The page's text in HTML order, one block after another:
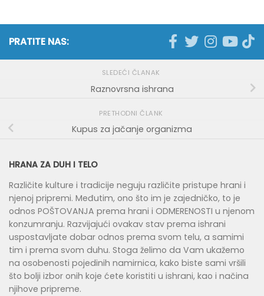
PRATITE NAS:
SLEDEĆI ČLANAK
Raznovrsna ishrana
PRETHODNI ČLANK
Kupus za jačanje organizma
HRANA ZA DUH I TELO
Različite kulture i tradicije neguju različite pristupe hrani i
njenoj pripremi. Međutim, ono što im je zajedničko, to je
odnos POŠTOVANJA prema hrani i ODMERENOSTI u njenom
konzumranju. Razvijajući ovakav stav prema ishrani
uspostavljate dobar odnos prema svom telu, a samimi
tim i prema svom duhu. Stoga želimo da Vam ukažemo
na osobenosti pojedinih namirnica, kako biste sami vršili
što bolji izbor onih koje ćete koristiti u ishrani, kao i načina
njihove pripreme.